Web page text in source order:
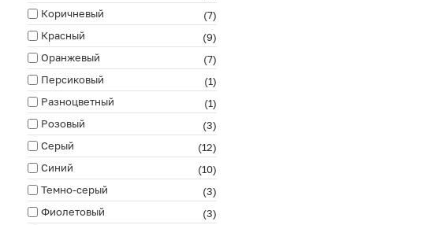
Коричневый
(7)
Красный
(9)
Оранжевый
(7)
Персиковый
(1)
Разноцветный
(1)
Розовый
(3)
Серый
(12)
Синий
(10)
Темно-серый
(3)
Фиолетовый
(3)